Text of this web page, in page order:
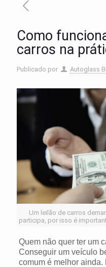
Como
carros na
Publicado por Autoglass
Um leilão de carros
participa, por isso é
Quem não quer ter um
Conseguir um veículo
comum é melhor